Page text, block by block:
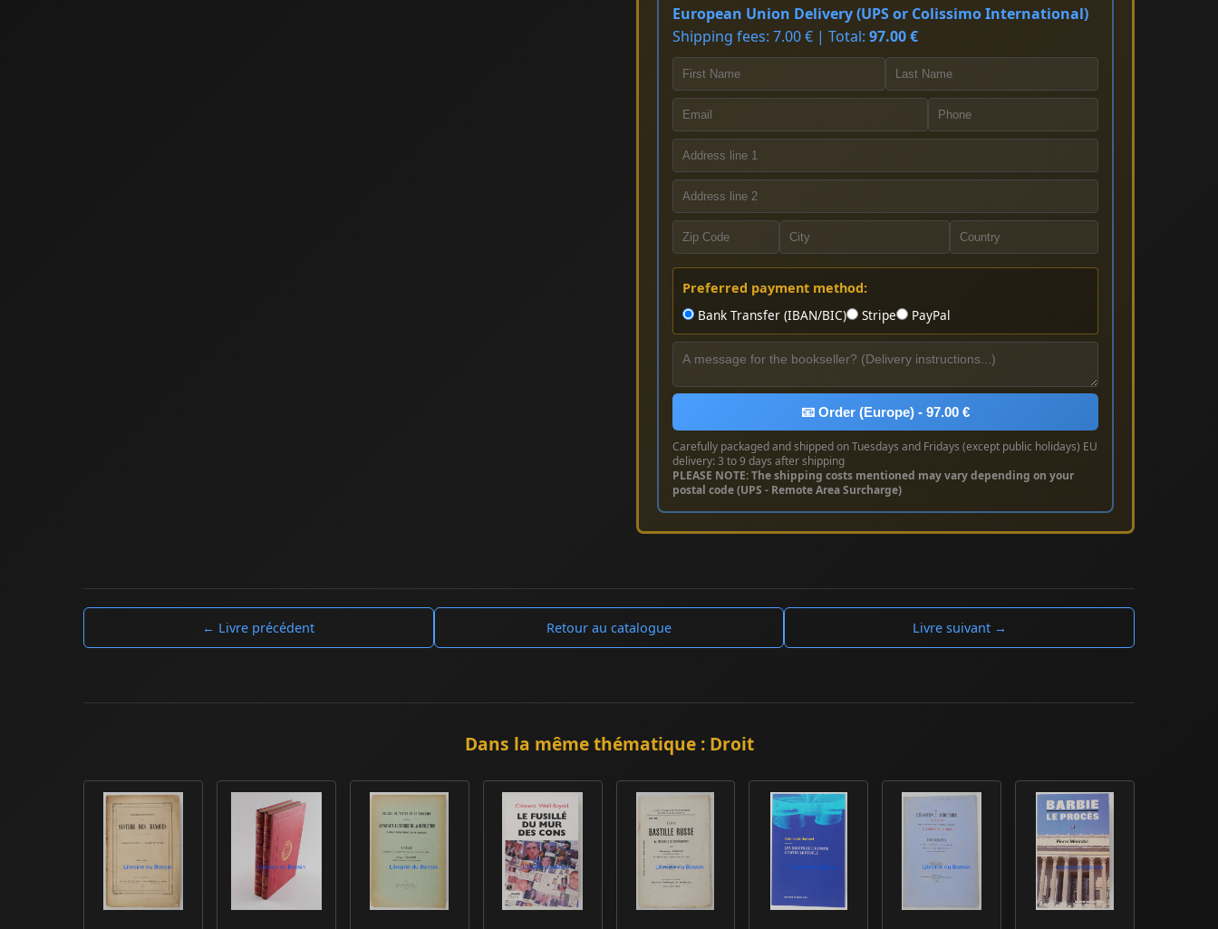
European Union Delivery (UPS or Colissimo International)
Shipping fees: 7.00 € | Total: 97.00 €
Preferred payment method:
Bank Transfer (IBAN/BIC)
Stripe PayPal
📧 Order (Europe) - 97.00 €
Carefully packaged and shipped on Tuesdays and Fridays (except public holidays) EU
delivery: 3 to 9 days after shipping
PLEASE NOTE: The shipping costs mentioned may vary depending on your
postal code (UPS - Remote Area Surcharge)
← Livre précédent Retour au catalogue Livre suivant →
Dans la même thématique : Droit